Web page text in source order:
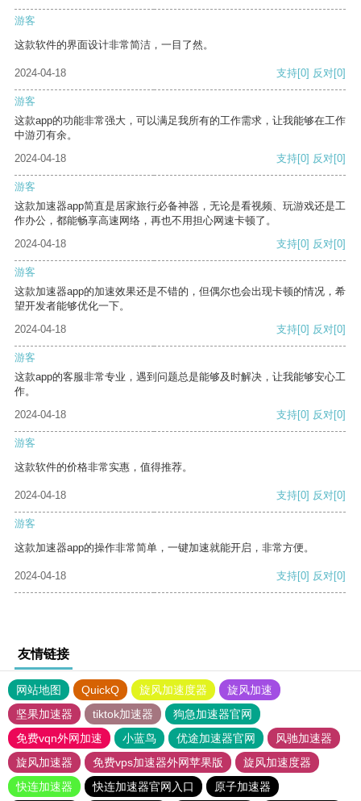
游客
这款软件的界面设计非常简洁，一目了然。
2024-04-18 支持[0] 反对[0]
游客
这款app的功能非常强大，可以满足我所有的工作需求，让我能够在工作
中游刃有余。
2024-04-18
支持[0] 反对[0]
游客
这款加速器app简直是居家旅行必备神器，无论是看视频、玩游戏还是工
作办公，都能畅享高速网络，再也不用担心网速卡顿了。
2024-04-18
支持[0] 反对[0]
游客
这款加速器app的加速效果还是不错的，但偶尔也会出现卡顿的情况，希
望开发者能够优化一下。
2024-04-18
支持[0] 反对[0]
游客
这款app的客服非常专业，遇到问题总是能够及时解决，让我能够安心工
作。
2024-04-18
支持[0] 反对[0]
游客
这款软件的价格非常实惠，值得推荐。
2024-04-18 支持[0] 反对[0]
游客
这款加速器app的操作非常简单，一键加速就能开启，非常方便。
2024-04-18 支持[0] 反对[0]
友情链接
网站地图 QuickQ 旋风加速度器
旋风加速
坚果加速器
tiktok加速器
狗急加速器官网
免费vqn外网加速
小蓝鸟 优途加速器官网
风驰加速器
旋风加速器
免费vps加速器外网苹果版
旋风加速度器
快连加速器
快连加速器官网入口 原子加速器